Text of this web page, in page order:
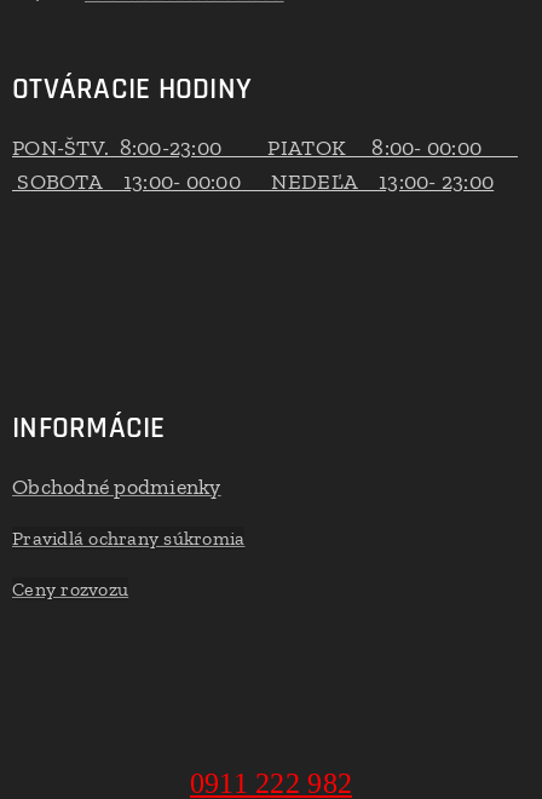
OTVÁRACIE HODINY
PON-ŠTV. 8:00-23:00 PIATOK 8:00- 00:00
SOBOTA 13:00- 00:00 NEDEĽA 13:00- 23:00
INFORMÁCIE
Obchodné podmienky
Pravidlá ochrany súkromia
Ceny rozvozu
0911 222 982